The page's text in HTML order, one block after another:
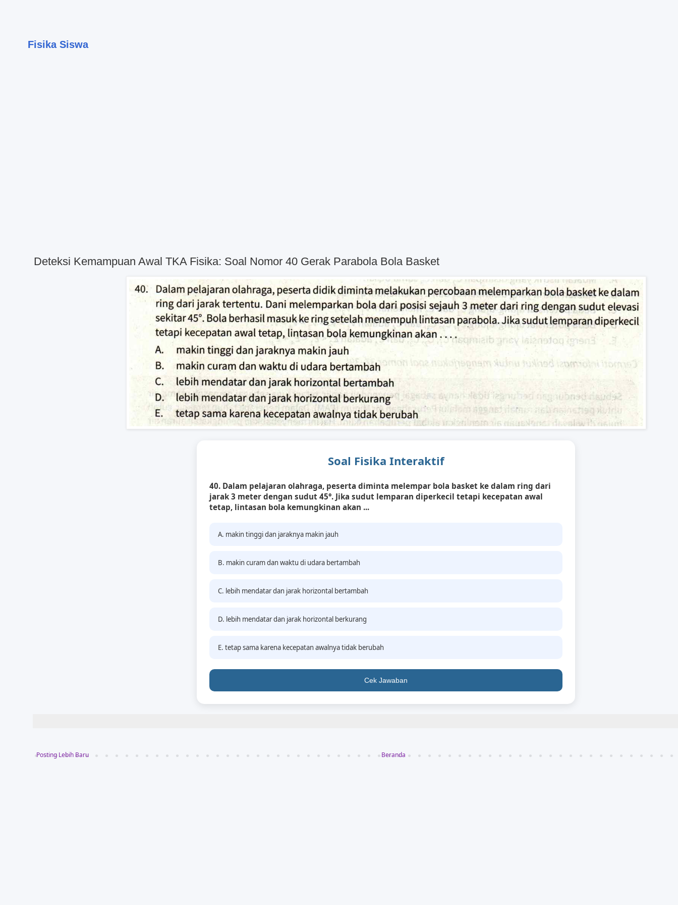
Fisika Siswa
Deteksi Kemampuan Awal TKA Fisika: Soal Nomor 40 Gerak Parabola Bola Basket
Soal Fisika Interaktif
40. Dalam pelajaran olahraga, peserta diminta melempar bola basket ke dalam ring dari
jarak 3 meter dengan sudut 45°. Jika sudut lemparan diperkecil tetapi kecepatan awal
tetap, lintasan bola kemungkinan akan ...
A. makin tinggi dan jaraknya makin jauh
B. makin curam dan waktu di udara bertambah
C. lebih mendatar dan jarak horizontal bertambah
D. lebih mendatar dan jarak horizontal berkurang
E. tetap sama karena kecepatan awalnya tidak berubah
Cek Jawaban
Posting Lebih Baru Beranda